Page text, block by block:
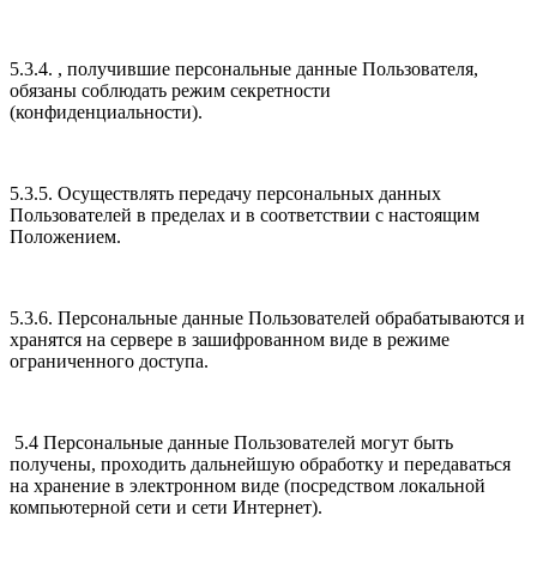
5.3.4. , получившие персональные данные Пользователя,
обязаны соблюдать режим секретности
(конфиденциальности).
5.3.5. Осуществлять передачу персональных данных
Пользователей в пределах и в соответствии с настоящим
Положением.
5.3.6. Персональные данные Пользователей обрабатываются и
хранятся на сервере в зашифрованном виде в режиме
ограниченного доступа.
5.4 Персональные данные Пользователей могут быть
получены, проходить дальнейшую обработку и передаваться
на хранение в электронном виде (посредством локальной
компьютерной сети и сети Интернет).